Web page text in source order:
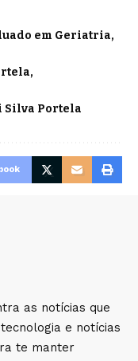
em Geriatria
Silva Portela
as notícias que
e notícias
te manter